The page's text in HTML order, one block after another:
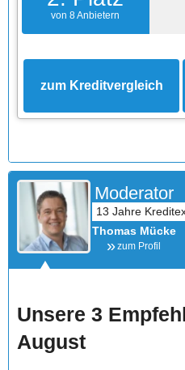
von 8 Anbietern
zum Kreditvergleich
Moderator
Thomas Mücke
zum Profil
Unsere 3
August